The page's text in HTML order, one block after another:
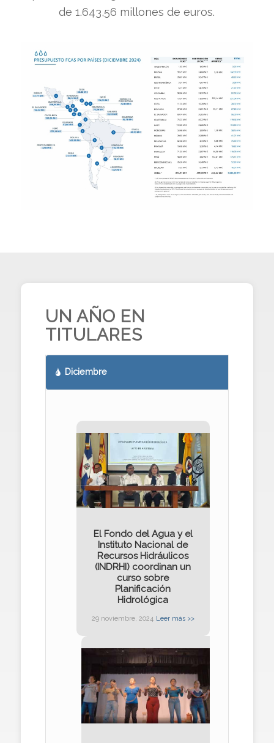
de 1.643,56 millones de euros.
UN AÑO EN
TITULARES
Diciembre
El Fondo del Agua y el
Instituto Nacional de
Recursos Hidráulicos
(INDRHI) coordinan un
curso sobre
Planificación
Hidrológica
29 noviembre, 2024 Leer más >>